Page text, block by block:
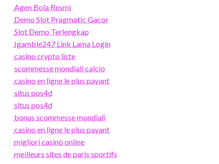
Agen Bola Resmi
Demo Slot Pragmatic Gacor
Slot Demo Terlengkap
Igamble247 Link Lama Login
casino crypto liste
scommesse mondiali calcio
casino en ligne le plus payant
situs pos4d
situs pos4d
bonus scommesse mondiali
casino en ligne le plus payant
migliori casinò online
meilleurs sites de paris sportifs